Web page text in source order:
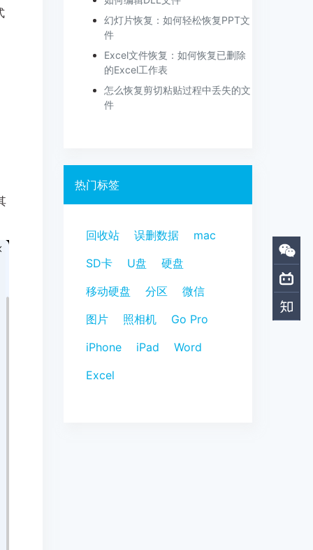
幻灯片恢复：如何轻松恢复PPT文
件
Excel文件恢复：如何恢复已删除
的Excel工作表
怎么恢复剪切粘贴过程中丢失的文
件
热门标签
回收站 误删数据
mac
SD卡
U盘
硬盘
移动硬盘
分区
微信
图片
照相机
Go Pro
iPhone
iPad
Word
Excel